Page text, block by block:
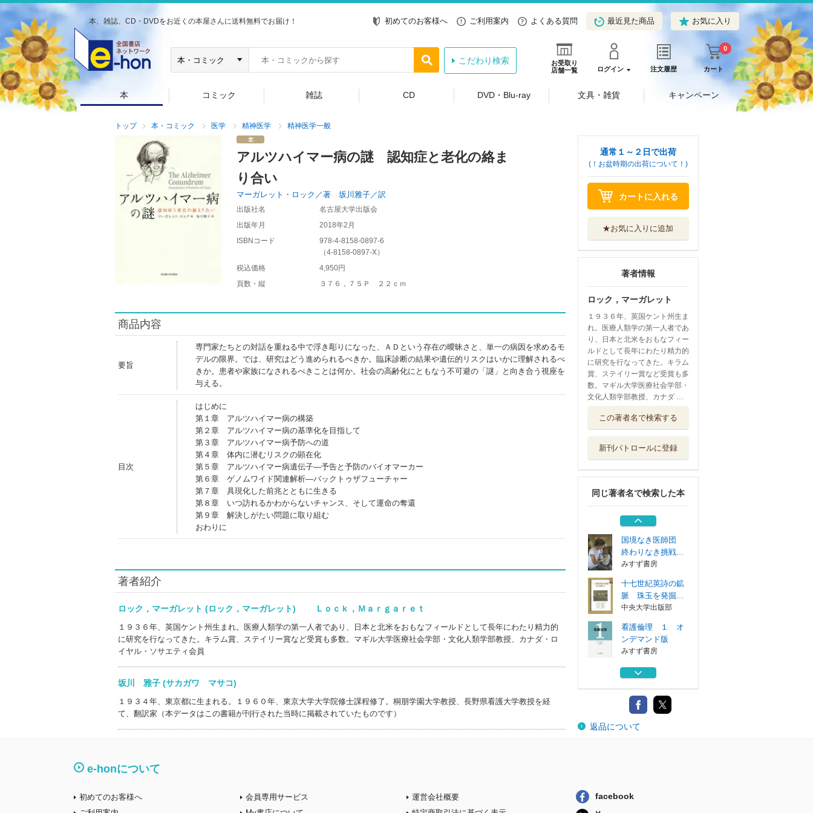
本、雑誌、CD・DVDをお近くの本屋さんに送料無料でお届け！ 初めてのお客様へ ご利用案内 よくある質問 最近見た商品 お気に入り
お受取り
店舗一覧
ログイン 注文履歴 カート
0
こだわり検索
本 コミック 雑誌 CD DVD・Blu-ray 文具・雑貨 キャンペーン
トップ 本・コミック 医学 精神医学 精神医学一般
アルツハイマー病の謎 認知症と老化の絡ま
り合い
マーガレット・ロック／著 坂川雅子／訳
出版社名
名古屋大学出版会
出版年月
2018年2月
ISBNコード
978-4-8158-0897-6
（4-8158-0897-X）
税込価格
4,950円
頁数・縦
３７６，７５Ｐ ２２ｃｍ
商品内容
要旨
専門家たちとの対話を重ねる中で浮き彫りになった、ＡＤという存在の曖昧さと、単一の病因を求めるモ
デルの限界。では、研究はどう進められるべきか。臨床診断の結果や遺伝的リスクはいかに理解されるべ
きか。患者や家族になされるべきことは何か。社会の高齢化にともなう不可避の「謎」と向き合う視座を
与える。
目次
はじめに
第１章 アルツハイマー病の構築
第２章 アルツハイマー病の基準化を目指して
第３章 アルツハイマー病予防への道
第４章 体内に潜むリスクの顕在化
第５章 アルツハイマー病遺伝子―予告と予防のバイオマーカー
第６章 ゲノムワイド関連解析―バックトゥザフューチャー
第７章 具現化した前兆とともに生きる
第８章 いつ訪れるかわからないチャンス、そして運命の奪還
第９章 解決しがたい問題に取り組む
おわりに
著者紹介
ロック，マーガレット (ロック，マーガレット) Ｌｏｃｋ，Ｍａｒｇａｒｅｔ
１９３６年、英国ケント州生まれ。医療人類学の第一人者であり、日本と北米をおもなフィールドとして長年にわたり精力的
に研究を行なってきた。キラム賞、ステイリー賞など受賞も多数。マギル大学医療社会学部・文化人類学部教授、カナダ・ロ
イヤル・ソサエティ会員
坂川 雅子 (サカガワ マサコ)
１９３４年、東京都に生まれる。１９６０年、東京大学大学院修士課程修了。桐朋学園大学教授、長野県看護大学教授を経
て、翻訳家（本データはこの書籍が刊行された当時に掲載されていたものです）
通常１～２日で出荷
(！お盆時期の出荷について！)
カートに入れる
★お気に入りに追加
著者情報
ロック，マーガレット
１９３６年、英国ケント州生ま
れ。医療人類学の第一人者であ
り、日本と北米をおもなフィー
ルドとして長年にわたり精力的
に研究を行なってきた。キラム
賞、ステイリー賞など受賞も多
数。マギル大学医療社会学部・
文化人類学部教授、カナダ …
この著者名で検索する
新刊パトロールに登録
同じ著者名で検索した本
ンデマンド版
看護倫理 ２ オ
みすず書房
看護倫理 ３ オ
ンデマンド版
みすず書房
国境なき医師団
終わりなき挑戦...
みすず書房
十七世紀英詩の鉱
脈 珠玉を発掘...
中央大学出版部
看護倫理 １ オ
ンデマンド版
みすず書房
看護倫理 ２ オ
みすず書房
看護倫理 ３ オ
ンデマンド版
十七世紀英詩の鉱
返品について
e-honについて
初めてのお客様へ
会員専用サービス
運営会社概要
facebook